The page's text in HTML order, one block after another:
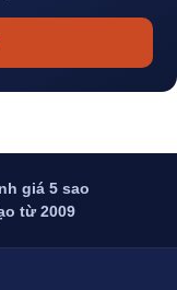
giá 5 sao
từ 2009